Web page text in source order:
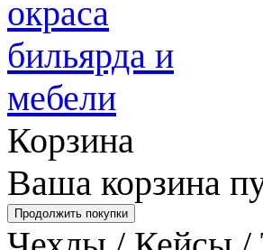
Корзина
Ваша корзина